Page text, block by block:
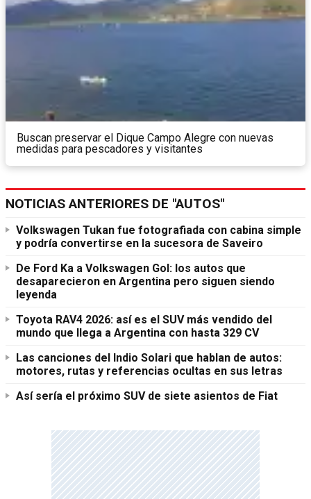
Buscan preservar el Dique Campo Alegre con nuevas
medidas para pescadores y visitantes
NOTICIAS ANTERIORES DE "AUTOS"
Volkswagen Tukan fue fotografiada con cabina simple
y podría convertirse en la sucesora de Saveiro
De Ford Ka a Volkswagen Gol: los autos que
desaparecieron en Argentina pero siguen siendo
leyenda
Toyota RAV4 2026: así es el SUV más vendido del
mundo que llega a Argentina con hasta 329 CV
Las canciones del Indio Solari que hablan de autos:
motores, rutas y referencias ocultas en sus letras
Así sería el próximo SUV de siete asientos de Fiat